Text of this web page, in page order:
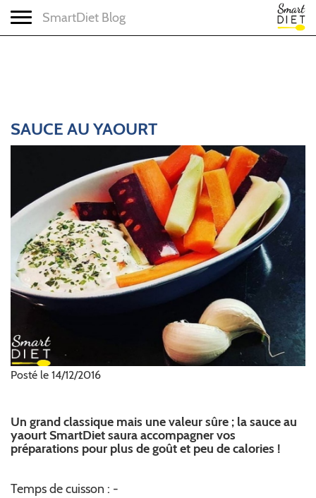
SmartDiet Blog
SAUCE AU YAOURT
Posté le 14/12/2016
Un grand classique mais une valeur sûre ; la sauce au
yaourt SmartDiet saura accompagner vos
préparations pour plus de goût et peu de calories !
Temps de cuisson : -